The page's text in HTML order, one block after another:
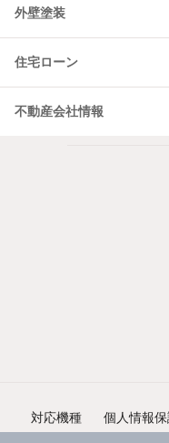
外壁塗装
住宅ローン
不動産会社情報
対応機種 個人情報